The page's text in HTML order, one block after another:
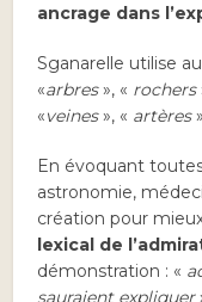
ancrage dans
Sganarelle utilise
«arbres», « rochers
«veines», « artères
En évoquant
astronomie,
création pour
lexical de
démonstration : «
sauraient expliquer